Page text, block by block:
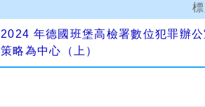
2024 年德國班堡高檢署數位犯罪辦
策略為中心（上）